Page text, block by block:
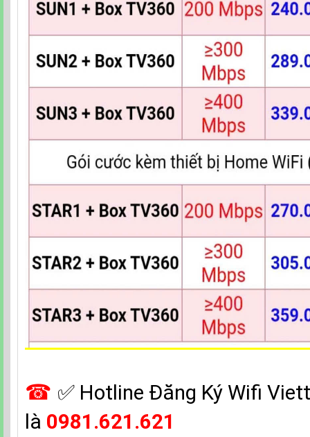
☎ ✅‎ Hotline Đăng Ký Wifi
là 0981.621.621